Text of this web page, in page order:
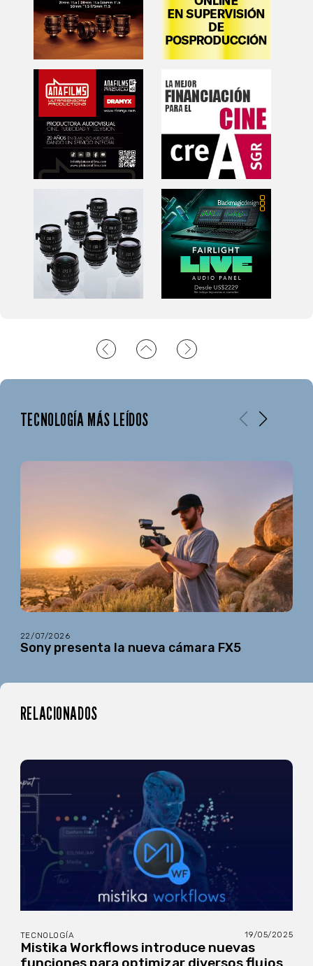
TECNOLOGÍA MÁS LEÍDOS
22/07/2026
Sony presenta la nueva cámara FX5
RELACIONADOS
TECNOLOGÍA 19/05/2025
Mistika Workflows introduce nuevas